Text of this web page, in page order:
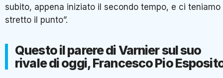
subito, appena iniziato il secondo tempo, e ci teniamo
stretto il punto”.
Questo il parere di Varnier sul suo
rivale di oggi, Francesco Pio